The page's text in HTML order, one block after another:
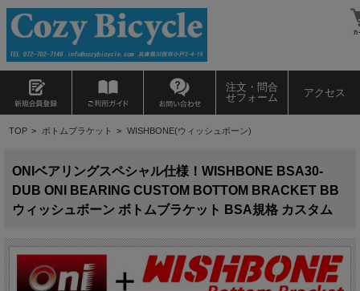
注文・問合
せフォーム
アクセス
TOP > ボトムブラケット > WISHBONE(ウィッシュボーン)
ONIベアリングスペシャル仕様！WISHBONE BSA30-
DUB ONI BEARING CUSTOM BOTTOM BRACKET BB
ウィッシュボーン ボトムブラケット BSA規格 カスタム